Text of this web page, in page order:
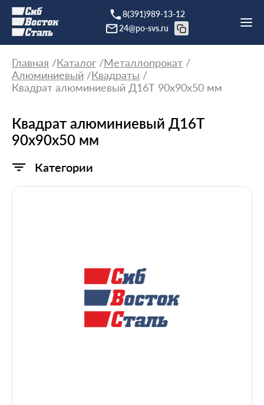
8(391)989-13-12
24@po-svs.ru
Главная Каталог
Металлопрокат
Алюминиевый
Квадраты
Квадрат алюминиевый Д16Т 90х90х50 мм
Квадрат алюминиевый Д16Т
90х90х50 мм
Категории